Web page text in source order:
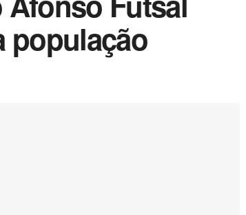
população